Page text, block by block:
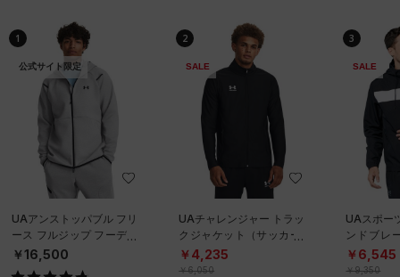
1
公式サイト限定
UAアンストッパブル フリ
ース フルジップ フーディ
ー（トレーニング/MEN）
￥16,500
2
SALE
UAチャレンジャー トラッ
クジャケット（サッカー/
MEN）
￥4,235
￥6,050
3
SALE
UAスポー
ンドブレ
ニング/
￥6,545
￥9,350